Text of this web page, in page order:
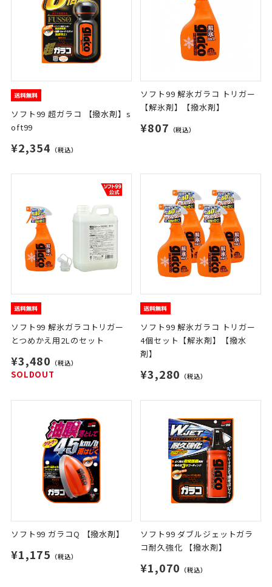
ソフト99 超ガラコ 【撥水剤】s
oft99
¥2,354 （税込）
ソフト99 解氷ガラコ トリガー
【解氷剤】【撥水剤】
¥807 （税込）
ソフト99 解氷ガラコトリガー
とつめかえ用2Lのセット
¥3,480 （税込）
SOLDOUT
ソフト99 解氷ガラコ トリガー
4個セット【解氷剤】【撥水
剤】
¥3,280 （税込）
ソフト99 ガラコQ 【撥水剤】
¥1,175 （税込）
ソフト99 ダブルジェットガラ
コ耐久強化 【撥水剤】
¥1,070 （税込）